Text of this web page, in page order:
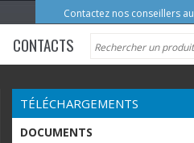
Contactez nos conseillers au
CONTACTS
TÉLÉCHARGEMENTS
DOCUMENTS